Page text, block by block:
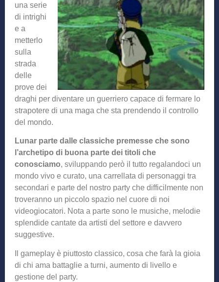
una serie
di intrighi
e a
metterlo
sulla
strada
delle
prove dei
draghi per diventare un guerriero capace di fermare lo
strapotere di una maga che sta prendendo il controllo
del mondo.
Lunar parte dalle classiche premesse che sono
l’archetipo di buona parte dei titoli che
conosciamo, sviluppando però il tutto regalandoci un
mondo vivo e curato, una carrellata di personaggi tra
secondari e parte del nostro party che difficilmente non
troveranno un piccolo spazio nel cuore di noi
videogiocatori. Nota a parte sono le musiche, melodie
splendide cantate da artisti del settore e davvero
suggestive.
Il gameplay è piuttosto classico, cosa che farà la gioia
di chi ama battaglie a turni, aumento di livello e
gestione del party.